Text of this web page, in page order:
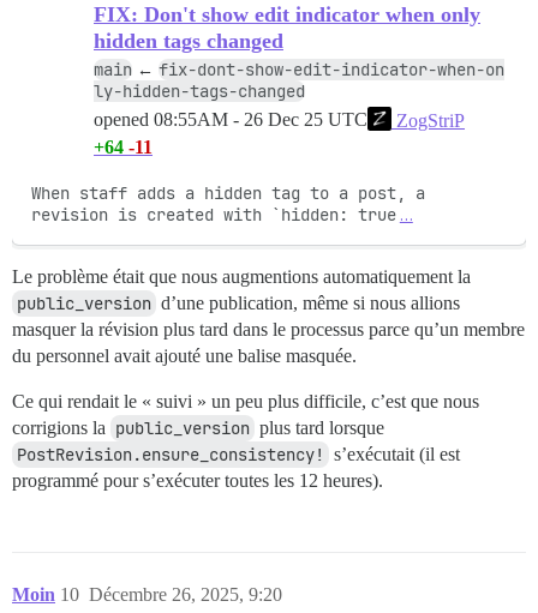
FIX: Don't show edit indicator when only
hidden tags changed
main ← fix-dont-show-edit-indicator-when-on
ly-hidden-tags-changed
opened 08:55AM - 26 Dec 25 UTC
ZogStriP
+64 -11
When staff adds a hidden tag to a post, a
revision is created with `hidden: true …
Le problème était que nous augmentions automatiquement la
public_version d’une publication, même si nous allions
masquer la révision plus tard dans le processus parce qu’un membre
du personnel avait ajouté une balise masquée.
Ce qui rendait le « suivi » un peu plus difficile, c’est que nous
corrigions la public_version plus tard lorsque
PostRevision.ensure_consistency!
s’exécutait (il est
programmé pour s’exécuter toutes les 12 heures).
Moin Décembre 26, 2025, 9:20
10